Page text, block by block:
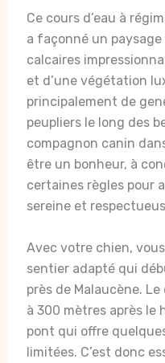
Ce cours d’eau à
a façonné un
calcaires
et d’une végétation
principalement de
peupliers le long des
compagnon canin
être un bonheur, à
certaines règles pour
sereine et
Avec votre chien,
sentier adapté qui
près de Malaucène.
à 300 mètres après le
pont qui offre
limitées. C’est donc